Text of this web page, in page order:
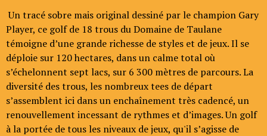
Un tracé sobre mais original dessiné par le champion Gary
Player, ce golf de 18 trous du Domaine de Taulane
témoigne d’une grande richesse de styles et de jeux. Il se
déploie sur 120 hectares, dans un calme total où
s’échelonnent sept lacs, sur 6 300 mètres de parcours. La
diversité des trous, les nombreux tees de départ
s’assemblent ici dans un enchaînement très cadencé, un
renouvellement incessant de rythmes et d’images. Un golf
à la portée de tous les niveaux de jeux, qu'il s’agisse de